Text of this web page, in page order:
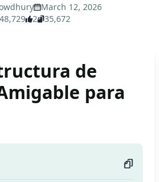
March 12, 2026
48,729
2 35,672
de
para